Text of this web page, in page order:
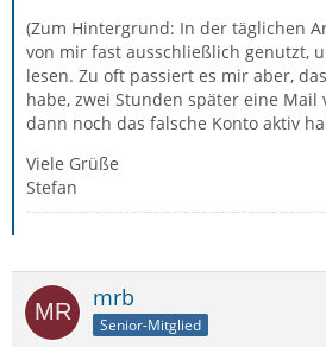
(Zum Hintergrund: In der täglichen
von mir fast ausschließlich genutzt,
lesen. Zu oft passiert es mir aber,
habe, zwei Stunden später eine
dann noch das falsche Konto aktiv
Viele Grüße
Stefan
mrb
Senior-Mitglied